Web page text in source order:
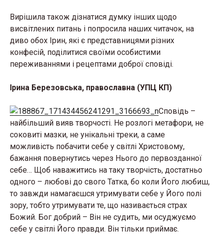
Вирішила також дізнатися думку інших щодо
висвітлених питань і попросила наших читачок, на
диво обох Ірин, які є представницями різних
конфесій, поділитися своїми особистими
переживаннями і рецептами доброї сповіді.
Ірина Березовська, православна (УПЦ КП)
Сповідь –
найбільший вияв творчості. Не розлогі метафори, не
соковиті мазки, не унікальні треки, а саме
можливість побачити себе у світлі Христовому,
бажання повернутись через Нього до первозданної
себе… Щоб наважитись на таку творчість, достатньо
одного – любові до свого Татка, бо коли Його любиш,
то завжди намагаєшся утримувати себе у Його полі
зору, тобто утримувати те, що називається страх
Божий. Бог добрий – Він не судить, ми осуджуємо
себе у світлі Його правди. Він тільки приймає.